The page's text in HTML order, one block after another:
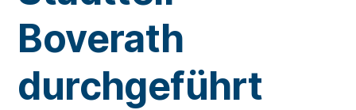
Boverath
durchgeführt